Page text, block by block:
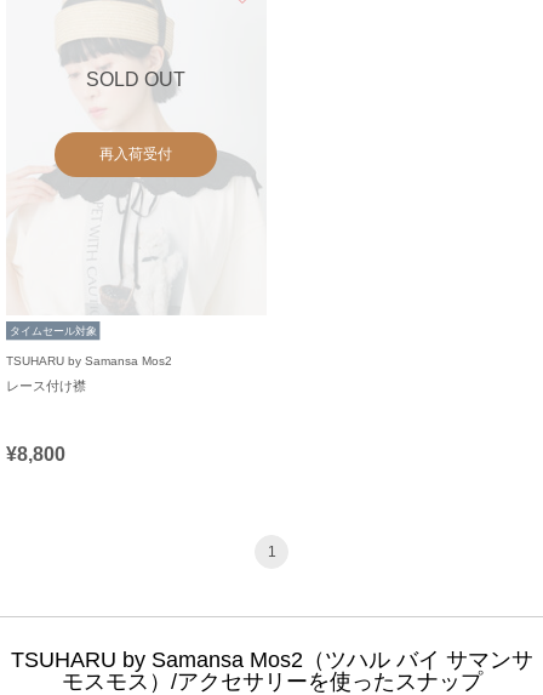
SOLD OUT
再入荷受付
タイムセール対象
TSUHARU by Samansa Mos2
レース付け襟
¥8,800
1
TSUHARU by Samansa Mos2（ツハル バイ サマンサ
モスモス）/アクセサリーを使ったスナップ